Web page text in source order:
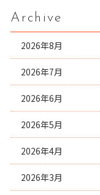
Archive
2026年8月
2026年7月
2026年6月
2026年5月
2026年4月
2026年3月